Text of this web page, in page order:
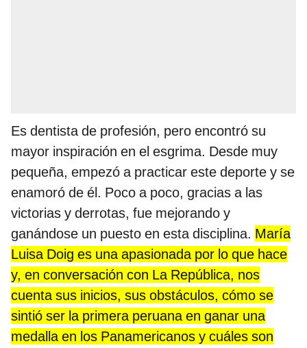
Es dentista de profesión, pero encontró su
mayor inspiración en el esgrima. Desde muy
pequeña, empezó a practicar este deporte y se
enamoró de él. Poco a poco, gracias a las
victorias y derrotas, fue mejorando y
ganándose un puesto en esta disciplina. María
Luisa Doig es una apasionada por lo que hace
y, en conversación con La República, nos
cuenta sus inicios, sus obstáculos, cómo se
sintió ser la primera peruana en ganar una
medalla en los Panamericanos y cuáles son